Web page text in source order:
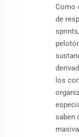
Como
de
los
saben